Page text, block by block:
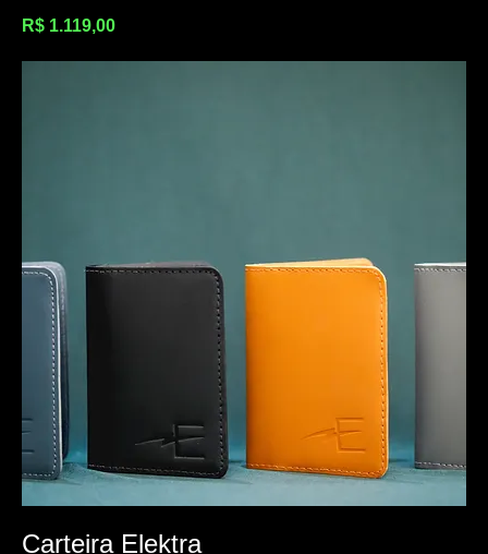
Preço
R$ 1.119,00
Carteira Elektra